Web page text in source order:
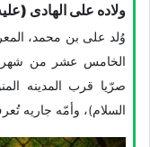
ولاده علی الهادی
وُلد علی بن محمد،
صرّیا قرب المدینه
السلام)، وأمّه جاریه